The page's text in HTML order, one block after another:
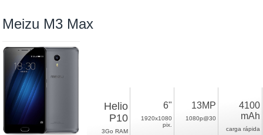
Meizu M3 Max
Helio
P10
3Go RAM
6"
1920x1080
pix.
13MP
1080p@30
4100
mAh
carga rápida